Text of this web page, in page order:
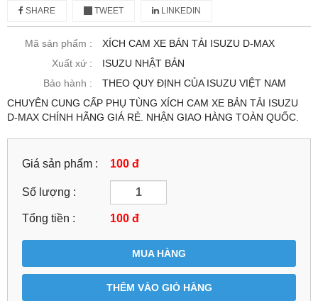
SHARE TWEET LINKEDIN
Mã sản phẩm :
XÍCH CAM XE BÁN TẢI ISUZU D-MAX
Xuất xứ :
ISUZU NHẬT BẢN
Bảo hành :
THEO QUY ĐỊNH CỦA ISUZU VIỆT NAM
CHUYÊN CUNG CẤP PHỤ TÙNG XÍCH CAM XE BẢN TẢI ISUZU
D-MAX CHÍNH HÃNG GIÁ RẺ. NHẬN GIAO HÀNG TOÀN QUỐC.
Giá sản phẩm : 100 đ
Số lượng :
Tổng tiền : 100 đ
MUA HÀNG
THÊM VÀO GIỎ HÀNG